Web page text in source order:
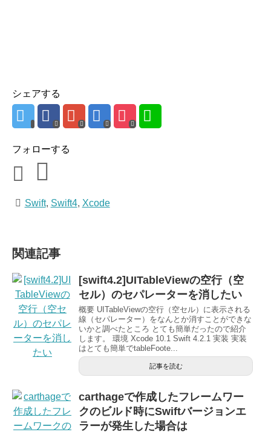
シェアする
フォローする
Swift, Swift4, Xcode
関連記事
[swift4.2]UITableViewの空行（空
セル）のセパレーターを消したい
概要 UITableViewの空行（空セル）に表示される
線（セパレーター）をなんとか消すことができな
いかと調べたところ とても簡単だったので紹介
します。 環境 Xcode 10.1 Swift 4.2.1 実装 実装
はとても簡単でtableFoote...
記事を読む
carthageで作成したフレームワー
クのビルド時にSwiftバージョンエ
ラーが発生した場合は